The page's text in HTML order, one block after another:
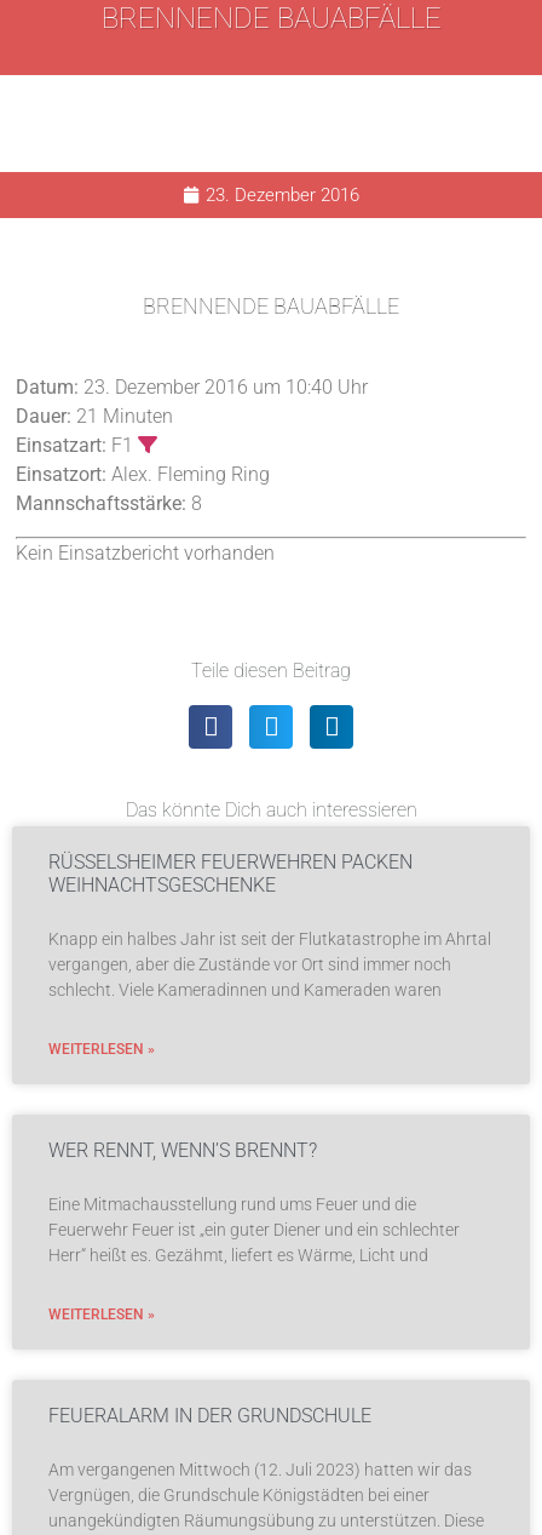
BRENNENDE BAUABFÄLLE
23. Dezember 2016
BRENNENDE BAUABFÄLLE
Datum: 23. Dezember 2016 um 10:40 Uhr
Dauer: 21 Minuten
Einsatzart: F1
Einsatzort: Alex. Fleming Ring
Mannschaftsstärke: 8
Kein Einsatzbericht vorhanden
Teile diesen Beitrag
Das könnte Dich auch interessieren
RÜSSELSHEIMER FEUERWEHREN PACKEN
WEIHNACHTSGESCHENKE
Knapp ein halbes Jahr ist seit der Flutkatastrophe im Ahrtal
vergangen, aber die Zustände vor Ort sind immer noch
schlecht. Viele Kameradinnen und Kameraden waren
WEITERLESEN »
WER RENNT, WENN’S BRENNT?
Eine Mitmachausstellung rund ums Feuer und die
Feuerwehr Feuer ist „ein guter Diener und ein schlechter
Herr“ heißt es. Gezähmt, liefert es Wärme, Licht und
WEITERLESEN »
FEUERALARM IN DER GRUNDSCHULE
Am vergangenen Mittwoch (12. Juli 2023) hatten wir das
Vergnügen, die Grundschule Königstädten bei einer
unangekündigten Räumungsübung zu unterstützen. Diese